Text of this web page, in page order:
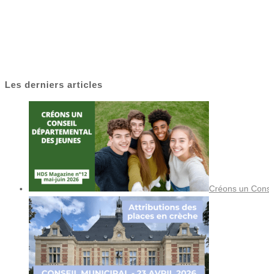
Les derniers articles
Créons un